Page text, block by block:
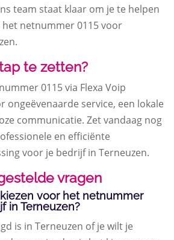
team staat klaar om je te helpen
het netnummer 0115 voor
te zetten?
0115 via Flexa Voip
ongeëvenaarde service, een lokale
communicatie. Zet vandaag nog
en efficiënte
voor je bedrijf in Terneuzen.
vragen
voor het netnummer
in Terneuzen?
is in Terneuzen of je wilt je